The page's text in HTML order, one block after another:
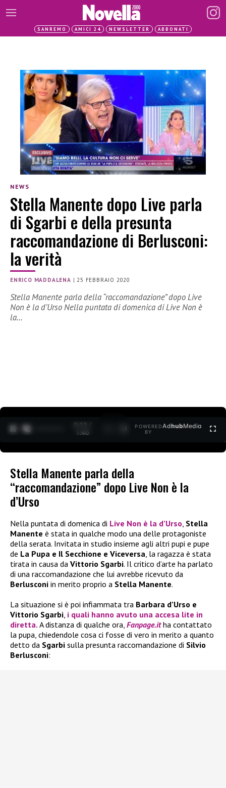
SANREMO AMICI 24 NEWSLETTER ABBONATI
NEWS
Stella Manente dopo Live parla
di Sgarbi e della presunta
raccomandazione di Berlusconi:
la verità
ENRICO MADDALENA |25 FEBBRAIO 2020
Stella Manente parla della “raccomandazione” dopo Live
Non è la d’Urso Nella puntata di domenica di Live Non è
la…
0:12 /
1:40
POWERED
BY
AdhubMedia
Stella Manente parla della
“raccomandazione” dopo Live Non è la
d’Urso
Nella puntata di domenica di Live Non è la d’Urso, Stella
Manente è stata in qualche modo una delle protagoniste
della serata. Invitata in studio insieme agli altri pupi e pupe
de La Pupa e Il Secchione e Viceversa, la ragazza è stata
tirata in causa da Vittorio Sgarbi. Il critico d’arte ha parlato
di una raccomandazione che lui avrebbe ricevuto da
Berlusconi in merito proprio a Stella Manente.
La situazione si è poi infiammata tra Barbara d’Urso e
Vittorio Sgarbi, i quali hanno avuto una accesa lite in
diretta. A distanza di qualche ora, Fanpage.itha contattato
la pupa, chiedendole cosa ci fosse di vero in merito a quanto
detto da Sgarbi sulla presunta raccomandazione di Silvio
Berlusconi: